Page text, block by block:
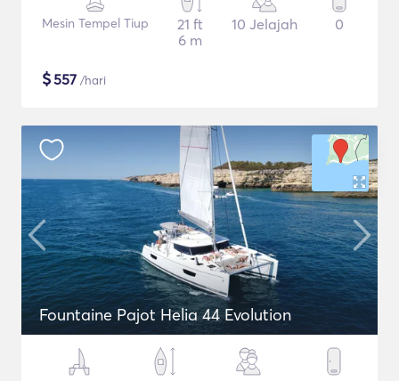
Mesin Tempel Tiup
21 ft
6 m
10 Jelajah 0
$557 /hari
Fountaine Pajot Helia 44 Evolution